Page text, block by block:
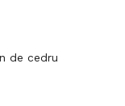
de cedru